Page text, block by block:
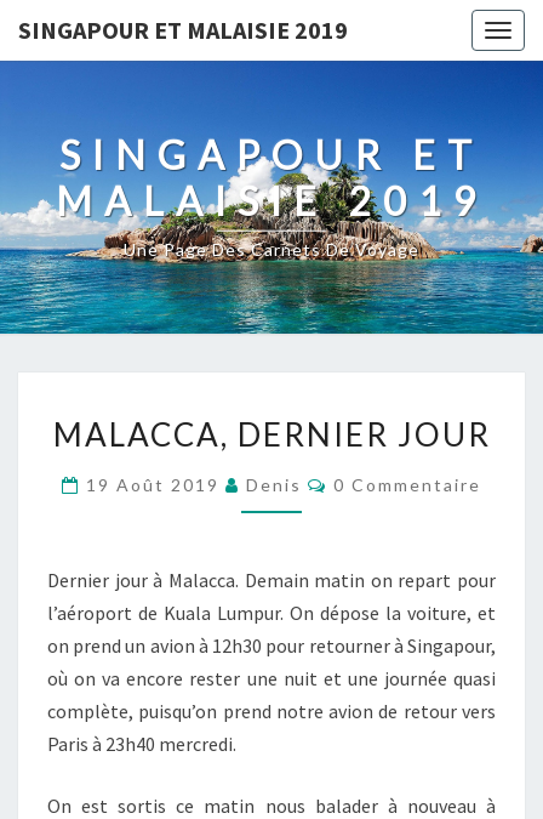
SINGAPOUR ET MALAISIE 2019
SINGAPOUR ET
MALAISIE 2019
Une Page Des Carnets De Voyage
DERNIER
MALACCA, DERNIER JOUR
19 Août 2019 Denis Commentaires
0 Commentaire
Dernier jour à Malacca. Demain matin on repart pour
l’aéroport de Kuala Lumpur. On dépose la voiture, et
on prend un avion à 12h30 pour retourner à Singapour,
où on va encore rester une nuit et une journée quasi
complète, puisqu’on prend notre avion de retour vers
Paris à 23h40 mercredi.
On est sortis ce matin nous balader à nouveau à